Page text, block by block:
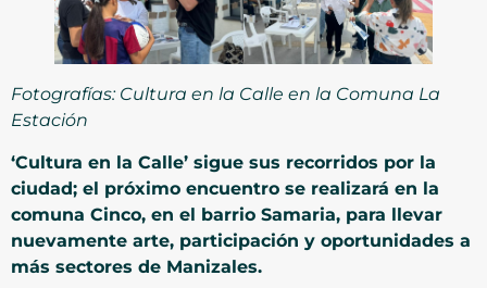
Fotografías: Cultura en la Calle en la Comuna La
Estación
‘Cultura en la Calle’ sigue sus recorridos por la
ciudad; el próximo encuentro se realizará en la
comuna Cinco, en el barrio Samaria, para llevar
nuevamente arte, participación y oportunidades a
más sectores de Manizales.